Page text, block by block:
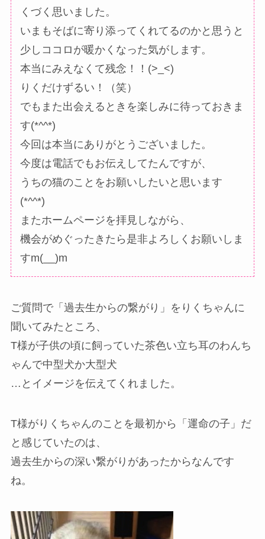
くづく思いました。
いまもそばに寄り添ってくれてるのかと思うと
少しココロが暖かくなった気がします。
本当にみえなくて残念！！(>_<)
りくだけずるい！（笑）
でもまた出会えるときを楽しみに待っておきま
す(*^^*)
今回は本当にありがとうございました。
今度は電話でもお伝えしてたんですが、
うちの猫のことをお願いしたいと思います
(*^^*)
またホームページを拝見しながら、
機会がめぐったきたら是非よろしくお願いしま
すm(__)m
ご質問で「過去生からの繋がり」をりくちゃんに
聞いてみたところ、
T様が子供の頃に飼っていた茶色い立ち耳のわんち
ゃんで中型犬か大型犬
…とイメージを伝えてくれました。
T様がりくちゃんのことを最初から「運命の子」だ
と感じていたのは、
過去生からの深い繋がりがあったからなんです
ね。